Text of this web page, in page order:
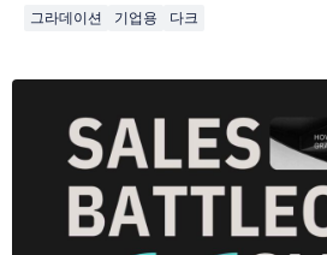
그라데이션 기업용 다크